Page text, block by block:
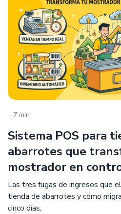
. 7 min
Sistema POS para
abarrotes que
mostrador en
Las tres fugas de ingresos que
tienda de abarrotes y cómo
cinco días.